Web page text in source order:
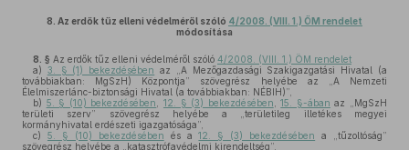
8. Az erdők tűz elleni védelméről szóló 4/2008. (VIII. 1.) ÖM rendelet
módosítása
8. § Az erdők tűz elleni védelméről szóló 4/2008. (VIII. 1.) ÖM rendelet
a) 3. § (1) bekezdésében az „A Mezőgazdasági Szakigazgatási Hivatal (a
továbbiakban: MgSzH) Központja” szövegrész helyébe az „A Nemzeti
Élelmiszerlánc-biztonsági Hivatal (a továbbiakban: NÉBIH)”,
b) 5. § (10) bekezdésében 12. § (3) bekezdésében ,15. §-ában az „MgSzH
területi szerv” szövegrész helyébe a „területileg illetékes megyei
kormányhivatal erdészeti igazgatósága”,
c)
5. § (10) bekezdésében és a12. § (3) bekezdésében a „tűzoltóság”
szövegrész helyébe a „katasztrófavédelmi kirendeltség”,